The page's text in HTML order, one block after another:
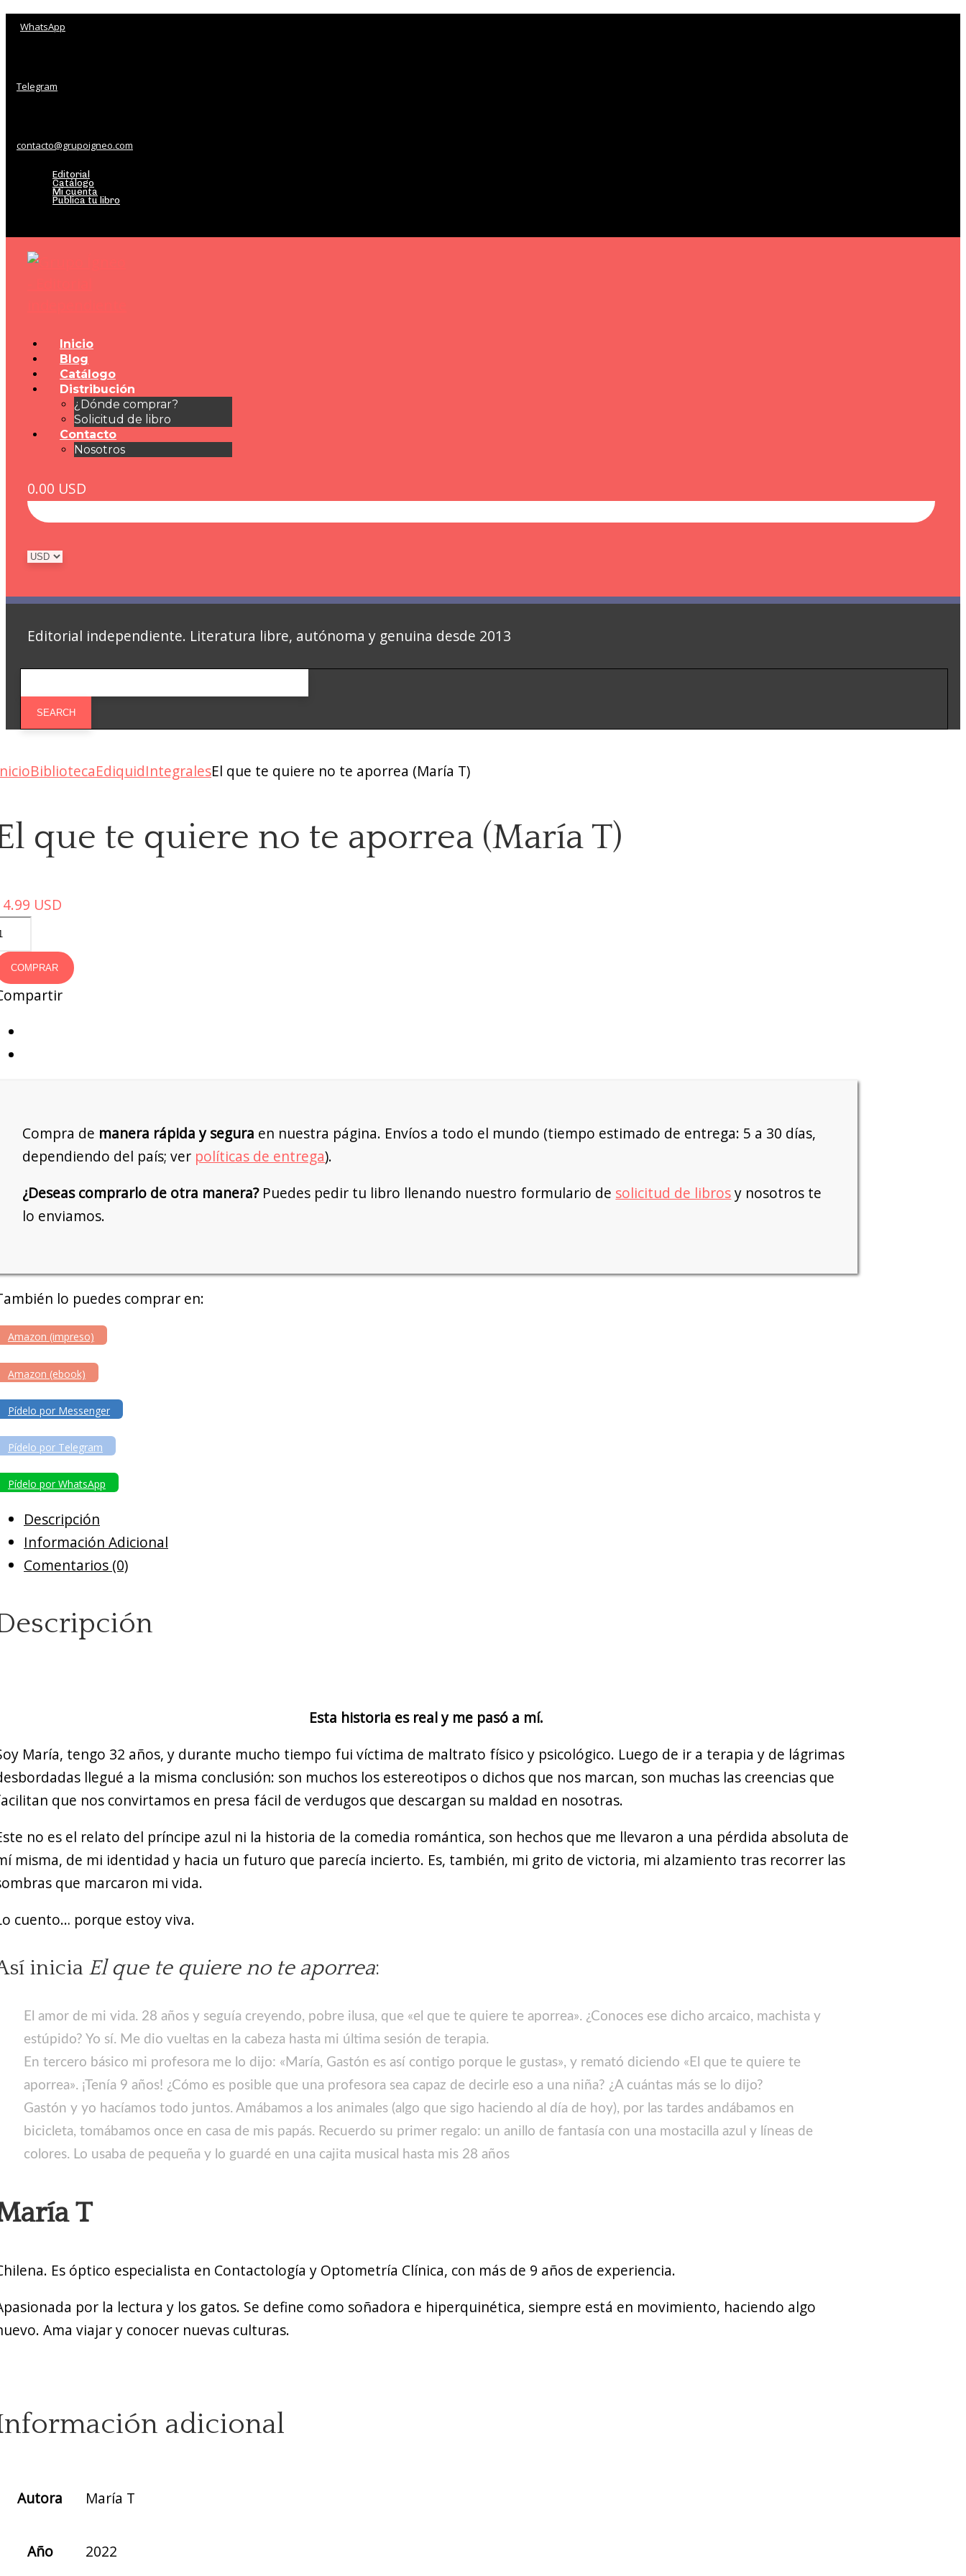
WhatsApp
Telegram
contacto@grupoigneo.com
Editorial
Catálogo
Mi cuenta
Publica tu libro
Inicio
Blog
Catálogo
Distribución
¿Dónde comprar?
Solicitud de libro
Contacto
Nosotros
0.00 USD
Editorial independiente. Literatura libre, autónoma y genuina desde 2013
BibliotecaEdiquidIntegralesEl que te quiere no te aporrea (María T)
que te quiere no te aporrea (María T)
USD
COMPRAR
Compra de manera rápida y segura en nuestra página. Envíos a todo el mundo (tiempo estimado de entrega: 5 a 30 días,
dependiendo del país; ver políticas de entrega).
¿Deseas comprarlo de otra manera?Puedes pedir tu libro llenando nuestro formulario de solicitud de librosy nosotros te
lo enviamos.
lo puedes comprar en:
Amazon (impreso)
Amazon (ebook)
Pídelo por Messenger
Pídelo por Telegram
Pídelo por WhatsApp
Descripción
Información Adicional
Comentarios (0)
Esta historia es real y me pasó a mí.
María, tengo 32 años, y durante mucho tiempo fui víctima de maltrato físico y psicológico. Luego de ir a terapia y de lágrimas
llegué a la misma conclusión: son muchos los estereotipos o dichos que nos marcan, son muchas las creencias que
que nos convirtamos en presa fácil de verdugos que descargan su maldad en nosotras.
no es el relato del príncipe azul ni la historia de la comedia romántica, son hechos que me llevaron a una pérdida absoluta de
misma, de mi identidad y hacia un futuro que parecía incierto. Es, también, mi grito de victoria, mi alzamiento tras recorrer las
que marcaron mi vida.
cuento… porque estoy viva.
inicia El que te quiere no te aporrea:
El amor de mi vida. 28 años y seguía creyendo, pobre ilusa, que «el que te quiere te aporrea». ¿Conoces ese dicho arcaico, machista y
estúpido? Yo sí. Me dio vueltas en la cabeza hasta mi última sesión de terapia.
En tercero básico mi profesora me lo dijo: «María, Gastón es así contigo porque le gustas», y remató diciendo «El que te quiere te
aporrea». ¡Tenía 9 años! ¿Cómo es posible que una profesora sea capaz de decirle eso a una niña? ¿A cuántas más se lo dijo?
Gastón y yo hacíamos todo juntos. Amábamos a los animales (algo que sigo haciendo al día de hoy), por las tardes andábamos en
bicicleta, tomábamos once en casa de mis papás. Recuerdo su primer regalo: un anillo de fantasía con una mostacilla azul y líneas de
colores. Lo usaba de pequeña y lo guardé en una cajita musical hasta mis 28 años
T
Es óptico especialista en Contactología y Optometría Clínica, con más de 9 años de experiencia.
por la lectura y los gatos. Se define como soñadora e hiperquinética, siempre está en movimiento, haciendo algo
Ama viajar y conocer nuevas culturas.
adicional
Autora María T
Año 2022